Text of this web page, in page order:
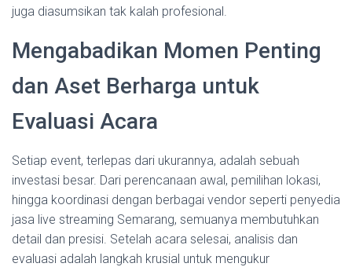
juga diasumsikan tak kalah profesional.
Mengabadikan Momen Penting
dan Aset Berharga untuk
Evaluasi Acara
Setiap event, terlepas dari ukurannya, adalah sebuah
investasi besar. Dari perencanaan awal, pemilihan lokasi,
hingga koordinasi dengan berbagai vendor seperti penyedia
jasa live streaming Semarang, semuanya membutuhkan
detail dan presisi. Setelah acara selesai, analisis dan
evaluasi adalah langkah krusial untuk mengukur